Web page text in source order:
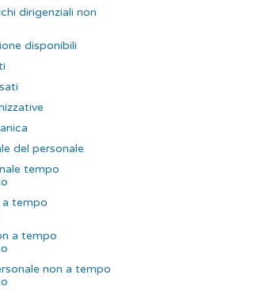
dirigenziali non
disponibili
del personale
tempo
a tempo
a tempo
non a tempo